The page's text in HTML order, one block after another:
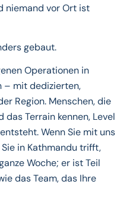
niemand vor Ort ist
gebaut.
Operationen in
– mit dedizierten,
Region. Menschen, die
Terrain kennen, Level
Wenn Sie mit uns
in Kathmandu trifft,
Woche; er ist Teil
das Team, das Ihre